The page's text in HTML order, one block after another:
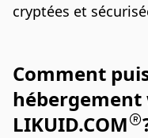
cryptées et
Comment
hébergement
LIKUID.COM